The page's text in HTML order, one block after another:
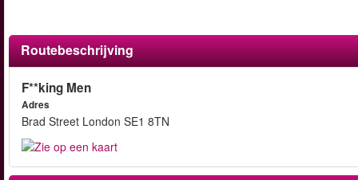
Routebeschrijving
F**king Men
Adres
Brad Street London SE1 8TN